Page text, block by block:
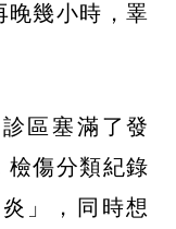
晚幾小時，睪
區塞滿了發
檢傷分類紀錄
」，同時想